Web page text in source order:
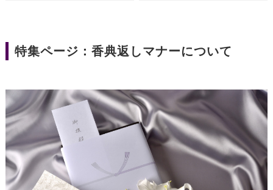
特集ページ：香典返しマナーについて